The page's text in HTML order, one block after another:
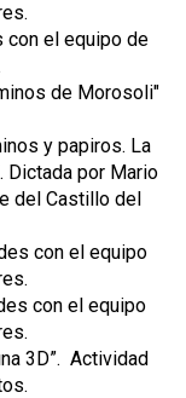
con el equipo de
de Morosoli"
y papiros. La
Dictada por Mario
del Castillo del
con el equipo
con el equipo
3D”. Actividad